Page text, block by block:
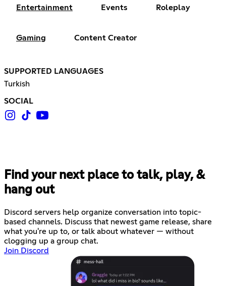
Entertainment Events Roleplay
Gaming Content Creator
SUPPORTED LANGUAGES
Turkish
SOCIAL
Find your next place to talk, play, &
hang out
Discord servers help organize conversation into topic-
based channels. Discuss that newest game release, share
what you're up to, or talk about whatever — without
clogging up a group chat.
Join Discord